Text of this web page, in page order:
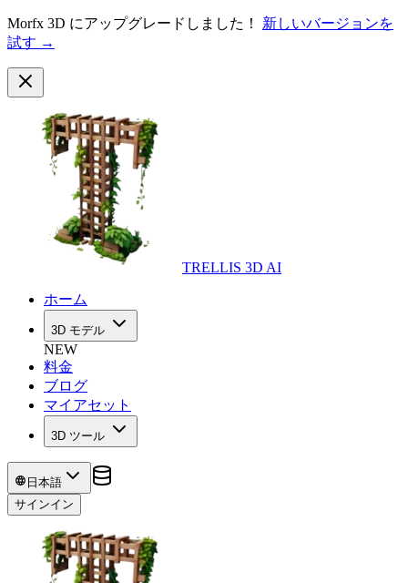
Morfx 3D にアップグレードしました！
新しいバージョンを
試す →
TRELLIS 3D AI
ホーム
3D モデル
NEW
料金
ブログ
マイアセット
3D ツール
日本語
サインイン